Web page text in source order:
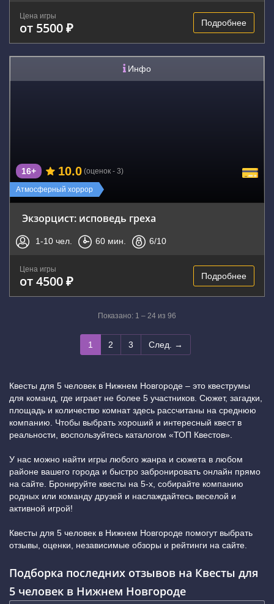
Цена игры
от 5500 ₽ Подробнее
Инфо
Атмосферный хоррор
16+ 10.0 (оценок - 3)
Экзорцист: исповедь греха
1-10 чел. 60 мин. 6/10
Цена игры
от 4500 ₽ Подробнее
Показано: 1 – 24 из 96
1 2 3 След. →
Квесты для 5 человек в Нижнем Новгороде – это квеструмы
для команд, где играет не более 5 участников. Сюжет, загадки,
площадь и количество комнат здесь рассчитаны на среднюю
компанию. Чтобы выбрать хороший и интересный квест в
реальности, воспользуйтесь каталогом «ТОП Квестов».
У нас можно найти игры любого жанра и сюжета в любом
районе вашего города и быстро забронировать онлайн прямо
на сайте. Бронируйте квесты на 5-х, собирайте компанию
родных или команду друзей и наслаждайтесь веселой и
активной игрой!
Квесты для 5 человек в Нижнем Новгороде помогут выбрать
отзывы, оценки, независимые обзоры и рейтинги на сайте.
Подборка последних отзывов на Квесты для
5 человек в Нижнем Новгороде